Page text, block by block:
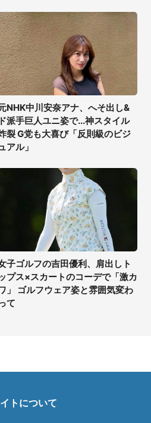
NHK中川安奈アナ、へそ出し&
ド派手巨人ユニ姿で...神スタイル
裂 G党も大喜び「反則級のビジ
アル」
子ゴルフの吉田優利、肩出しト
プス×スカートのコーデで「激カ
」 ゴルフウェア姿と雰囲気変わ
て
トについて